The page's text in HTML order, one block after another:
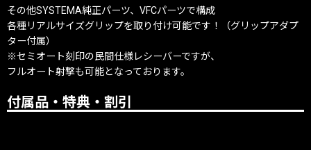
その他SYSTEMA純正パーツ、VFCパーツで構成
各種リアルサイズグリップを取り付け可能です！（グリップアダプ
ター付属）
※セミオート刻印の民間仕様レシーバーですが、
フルオート射撃も可能となっております。
付属品・特典・割引